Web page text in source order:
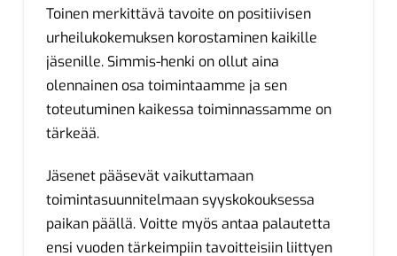
Toinen merkittävä tavoite on positiivisen
urheilukokemuksen korostaminen kaikille
jäsenille. Simmis-henki on ollut aina
olennainen osa toimintaamme ja sen
toteutuminen kaikessa toiminnassamme on
tärkeää.
Jäsenet pääsevät vaikuttamaan
toimintasuunnitelmaan syyskokouksessa
paikan päällä. Voitte myös antaa palautetta
ensi vuoden tärkeimpiin tavoitteisiin liittyen